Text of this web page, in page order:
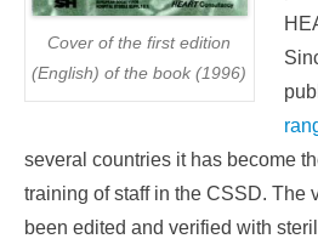
Cover of the first edition
(English) of the book (1996)
several countries it has become
training of staff in the CSSD. The
been edited and verified with